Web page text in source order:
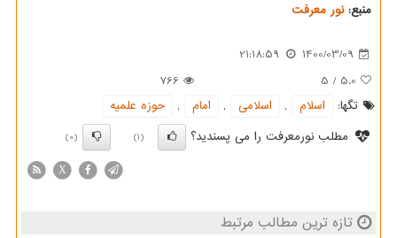
منبع:نور معرفت
1400/03/09
21:18:59
5.0
/
5
766
تگها:
اسلام , اسلامی , امام ,
حوزه علمیه
مطلب نورمعرفت را می پسندید؟
(1)
(0)
X
تازه ترین مطالب مرتبط